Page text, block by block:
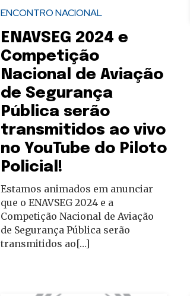
ENCONTRO NACIONAL
ENAVSEG 2024 e
Competição
Nacional de Aviação
de Segurança
Pública serão
transmitidos ao vivo
no YouTube do Piloto
Policial!
Estamos animados em anunciar
que o ENAVSEG 2024 e a
Competição Nacional de Aviação
de Segurança Pública serão
transmitidos ao[…]